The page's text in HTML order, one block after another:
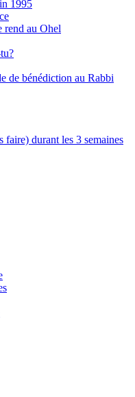
1995
rend au Ohel
de bénédiction au Rabbi
faire) durant les 3 semaines